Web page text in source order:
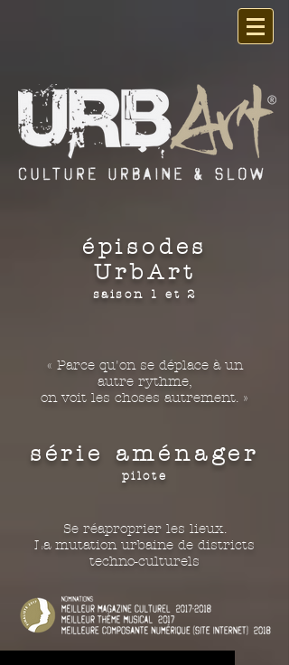
épisodes
UrbArt
saison 1 et 2
« Parce qu'on se déplace à un
autre rythme,
on voit les choses autrement. »
série aménager
pilote
Se réaproprier les lieux.
La mutation urbaine de districts
techno-culturels